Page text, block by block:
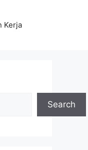
Kerja
Search